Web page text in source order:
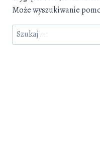
Może wyszukiwanie
Szukaj: